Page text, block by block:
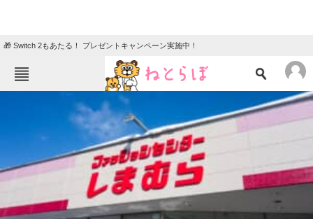
🎁 Switch 2もあたる！ プレゼントキャンペーン実施中！
クイズ
グルメ 地域
教育・育児